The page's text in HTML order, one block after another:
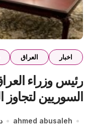
اخبار العراق
رئيس وزراء
السوريين لتجاوز
ahmed abusaleh